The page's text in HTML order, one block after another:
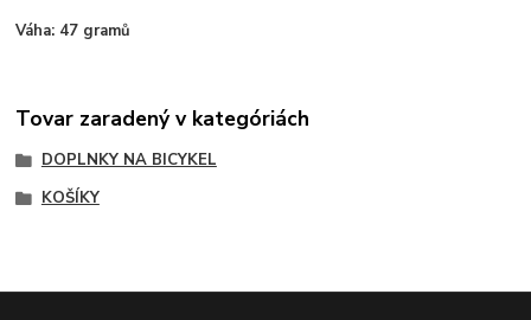
Váha: 47 gramů
Tovar zaradený v kategóriách
DOPLNKY NA BICYKEL
KOŠÍKY